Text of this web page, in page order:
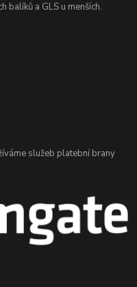
balíků a GLS u menších.
služeb platební brany